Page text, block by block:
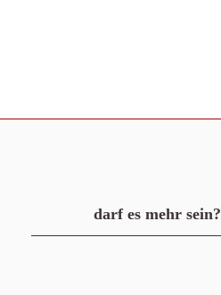
darf es mehr sein?